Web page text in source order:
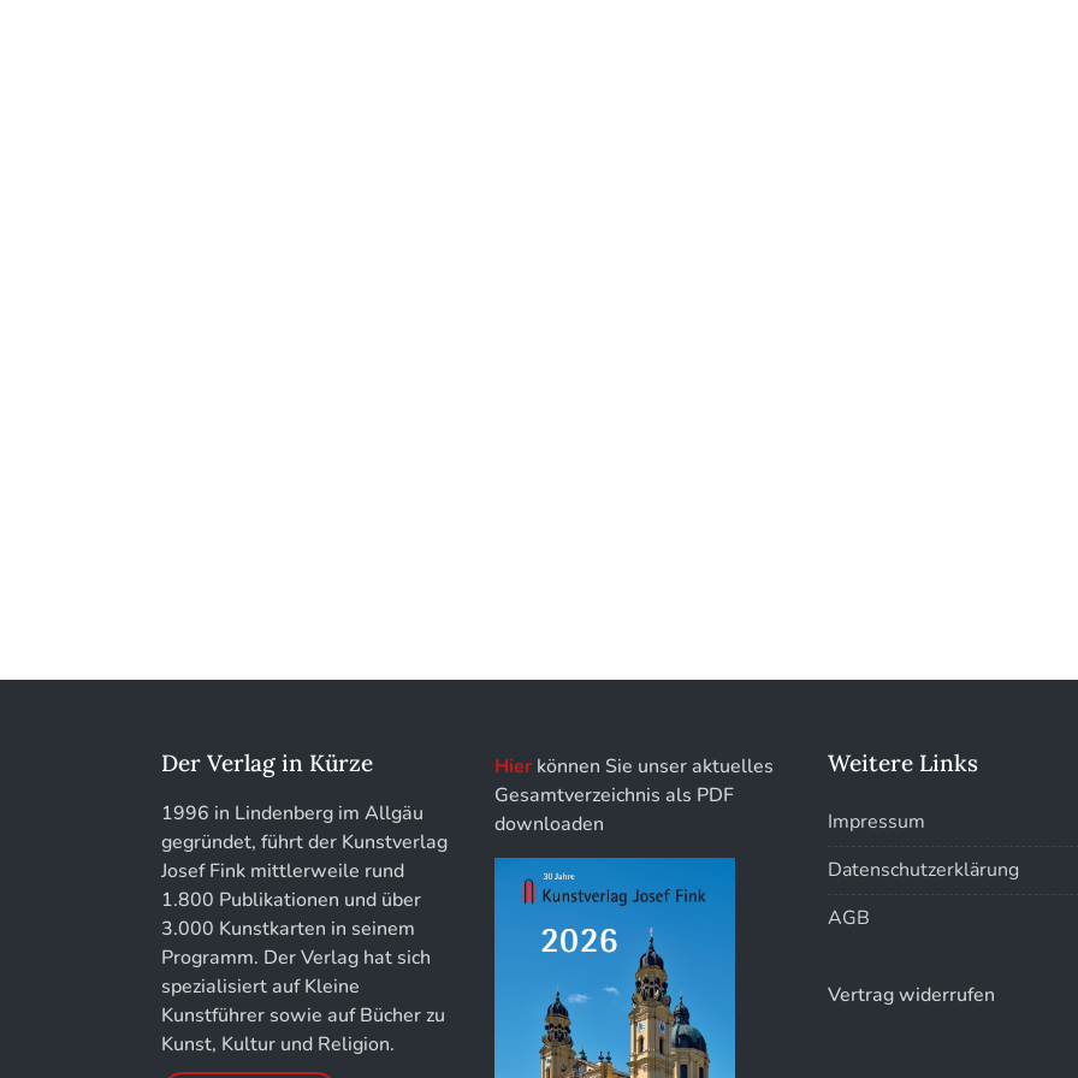
Der Verlag in Kürze
1996 in Lindenberg im Allgäu
gegründet, führt der Kunstverlag
Josef Fink mittlerweile rund
1.800 Publikationen und über
3.000 Kunstkarten in seinem
Programm. Der Verlag hat sich
spezialisiert auf Kleine
Kunstführer sowie auf Bücher zu
Kunst, Kultur und Religion.
Hier können Sie unser aktuelles
Gesamtverzeichnis als PDF
downloaden
Weitere Links
Impressum
Datenschutzerklärung
AGB
Vertrag widerrufen